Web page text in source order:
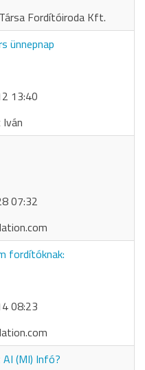
Fordítóiroda Kft.
ünnepnap
13:40
07:32
fordítóknak:
08:23
(MI) Infó?